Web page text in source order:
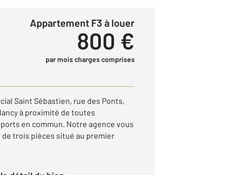
Appartement F3 à louer
800 €
par mois charges comprises
Saint Sébastien, rue des Ponts,
à proximité de toutes
en commun. Notre agence vous
trois pièces situé au premier